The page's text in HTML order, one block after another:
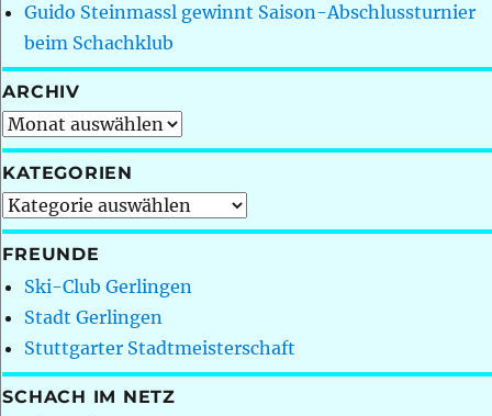
Guido Steinmassl gewinnt Saison-Abschlussturnier
beim Schachklub
ARCHIV
Archiv
KATEGORIEN
Kategorien
FREUNDE
Ski-Club Gerlingen
Stadt Gerlingen
Stuttgarter Stadtmeisterschaft
SCHACH IM NETZ